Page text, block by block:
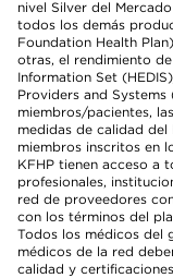
nivel Silver del
todos los demás
Foundation Health
otras, el rendimiento
Information Set
Providers and Systems
miembros/pacientes,
medidas de calidad
miembros inscritos en
KFHP tienen acceso a
profesionales,
red de proveedores
con los términos del
Todos los médicos del
médicos de la red
calidad y